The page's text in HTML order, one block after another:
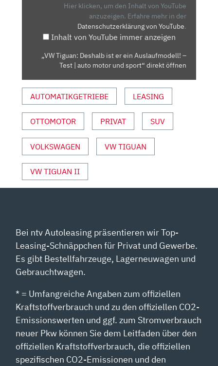
AUSLAUFMODELL!
MOTOR
UND
VON
YOUTUBE
ANZEIGEN
Hier klicken, um den Inhalt von YouTube
anzuzeigen. Erfahre mehr in der
Datenschutzerklärung von YouTube.
Inhalt von YouTube immer anzeigen
„VW Tiguan: Deshalb ist er ein Auslaufmodell! –
Test | auto motor und sport“ direkt öffnen
AUTOMATIKGETRIEBE LEASING
OTTOMOTOR PRIVAT SUV
VOLKSWAGEN VW TIGUAN
VW TIGUAN II
Bei ntv Autoleasing präsentieren wir Top-
Leasing-Schnäppchen für Privat und Gewerbe.
Es gibt Bestellfahrzeuge, Lagerneuwagen und
Gebrauchtwagen.
* = Umfangreiche Angaben zum offiziellen
Kraftstoffverbrauch und zu den offiziellen CO2-
Emissionswerten und ggf. zum Stromverbrauch
neuer Pkw können Sie dem Leitfaden über den
offiziellen Kraftstoffverbrauch, die offiziellen
spezifischen CO2-Emissionen und den